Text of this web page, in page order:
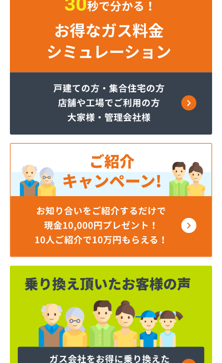
ミナミ油化株式会社
ミライフ株式会社 あきる野店
ヤオキン商事株式会社
やまはちプロパン株式会社
ワカマツ株式会社
芦川商事株式会社
綾瀬燃料株式会社
伊吹石油ガス株式会社
井出燃料店
稲垣燃料店
羽田酸素株式会社
永井ガス株式会社
永山商店
下川燃料店
加藤商店
加藤商店
加藤燃料店
加藤燃料店
河原実業株式会社
梶燃料株式会社
梶武商店
叶屋真下商店
株式会社L＆R
株式会社SANWA